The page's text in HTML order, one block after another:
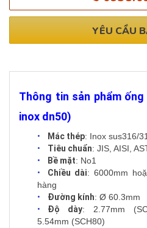
YÊU CẦU
Thông tin sản phẩm
inox dn50)
Mác thép: Inox sus316/
Tiêu chuẩn: JIS, AISI,
Bề mặt: No1
Chiều dài: 6000mm
hàng
Đường kính: Ø 60.3mm
Độ dày: 2.77mm
5.54mm (SCH80)